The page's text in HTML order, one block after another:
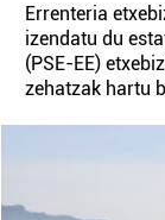
Errenteria
izendatu du
(PSE-EE)
zehatzak hartu